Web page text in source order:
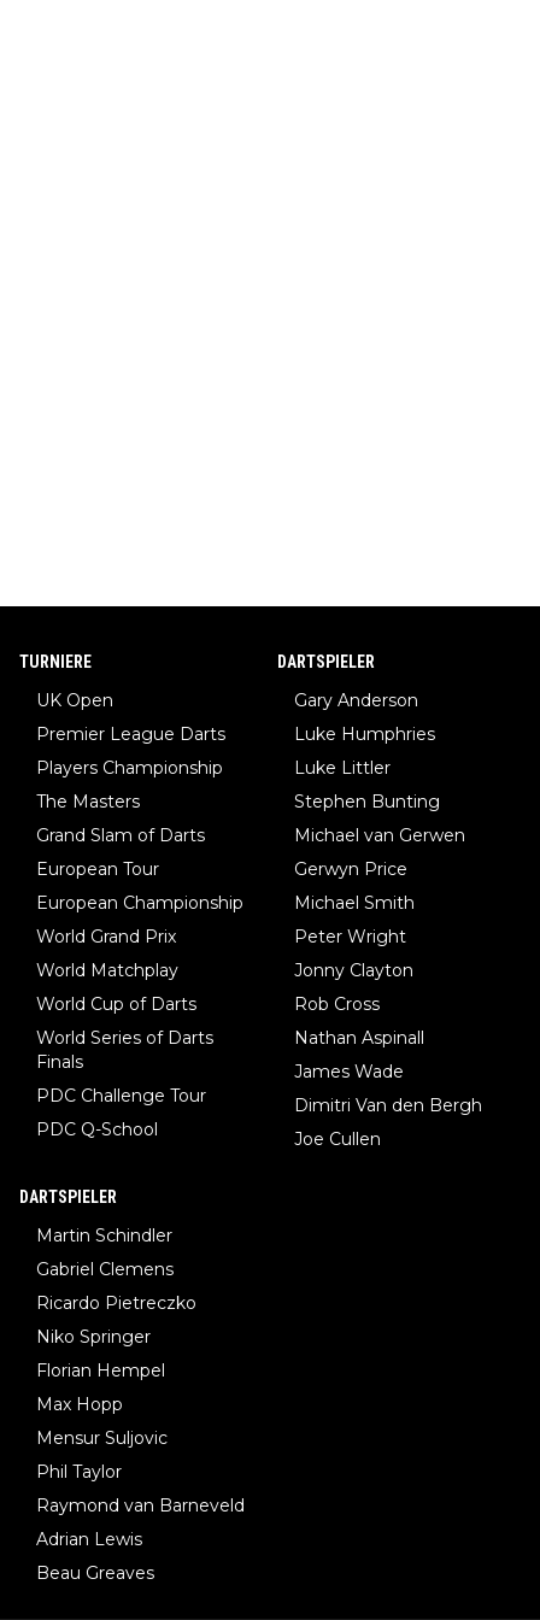
TURNIERE
UK Open
Premier League Darts
Players Championship
The Masters
Grand Slam of Darts
European Tour
European Championship
World Grand Prix
World Matchplay
World Cup of Darts
World Series of Darts
Finals
PDC Challenge Tour
PDC Q-School
DARTSPIELER
Gary Anderson
Luke Humphries
Luke Littler
Stephen Bunting
Michael van Gerwen
Gerwyn Price
Michael Smith
Peter Wright
Jonny Clayton
Rob Cross
Nathan Aspinall
James Wade
Dimitri Van den Bergh
Joe Cullen
DARTSPIELER
Martin Schindler
Gabriel Clemens
Ricardo Pietreczko
Niko Springer
Florian Hempel
Max Hopp
Mensur Suljovic
Phil Taylor
Raymond van Barneveld
Adrian Lewis
Beau Greaves